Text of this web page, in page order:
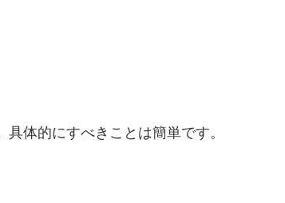
体的にすべきことは簡単です。